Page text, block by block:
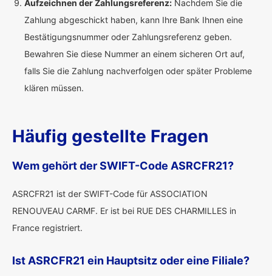
Aufzeichnen der Zahlungsreferenz: Nachdem Sie die
Zahlung abgeschickt haben, kann Ihre Bank Ihnen eine
Bestätigungsnummer oder Zahlungsreferenz geben.
Bewahren Sie diese Nummer an einem sicheren Ort auf,
falls Sie die Zahlung nachverfolgen oder später Probleme
klären müssen.
Häufig gestellte Fragen
Wem gehört der SWIFT-Code ASRCFR21?
ASRCFR21 ist der SWIFT-Code für ASSOCIATION
RENOUVEAU CARMF. Er ist bei RUE DES CHARMILLES in
France registriert.
Ist ASRCFR21 ein Hauptsitz oder eine Filiale?